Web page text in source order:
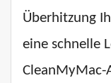
Überhitzung
eine schnelle
CleanMyMac-